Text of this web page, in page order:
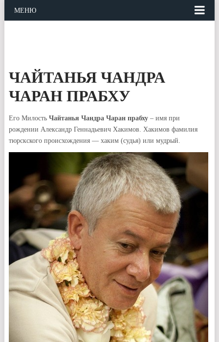
МЕНЮ
ЧАЙТАНЬЯ ЧАНДРА
ЧАРАН ПРАБХУ
Его Милость Чайтанья Чандра Чаран прабху– имя при
рождении Александр Геннадьевич Хакимов. Хакимов фамилия
тюрскского происхождения — хаким (судья) или мудрый.